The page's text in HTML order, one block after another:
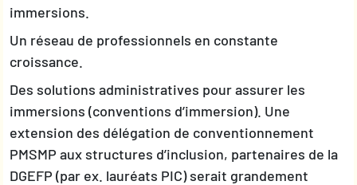
immersions.
Un réseau de professionnels en constante
croissance.
Des solutions administratives pour assurer les
immersions (conventions d’immersion). Une
extension des délégation de conventionnement
PMSMP aux structures d’inclusion, partenaires de la
DGEFP (par ex. lauréats PIC) serait grandement